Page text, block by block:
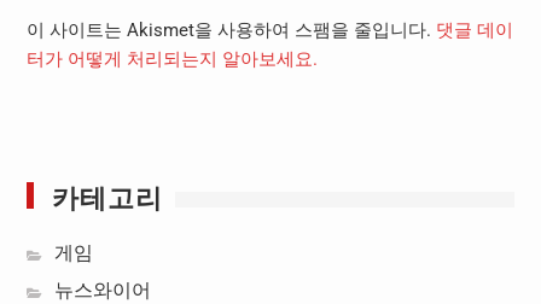
이 사이트는 Akismet을 사용하여 스팸을 줄입니다. 댓글 데이
터가 어떻게 처리되는지 알아보세요.
카테고리
게임
뉴스와이어